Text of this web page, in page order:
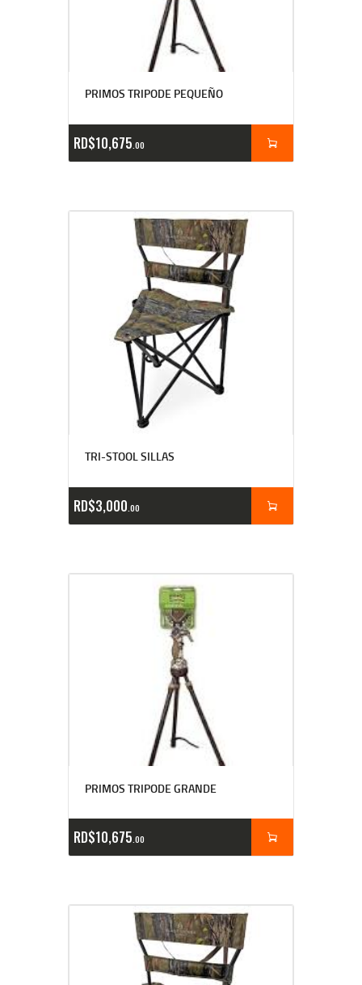
PRIMOS TRIPODE PEQUEÑO
RD$10,675 00
TRI-STOOL SILLAS
RD$3,000 00
PRIMOS TRIPODE GRANDE
RD$10,675 00